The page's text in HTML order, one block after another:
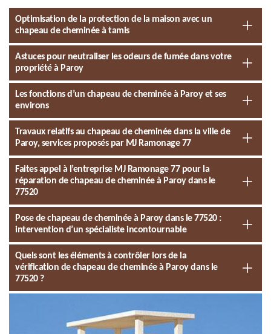
Optimisation de la protection de la maison avec un
chapeau de cheminée à tamis
Astuces pour neutraliser les odeurs de fumée dans votre
propriété à Paroy
Les fonctions d’un chapeau de cheminée à Paroy et ses
environs
Travaux relatifs au chapeau de cheminée dans la ville de
Paroy, services proposés par MJ Ramonage 77
Faites appel à l’entreprise MJ Ramonage 77 pour la
réparation de chapeau de cheminée à Paroy dans le
77520
Pose de chapeau de cheminée à Paroy dans le 77520 :
intervention d’un spécialiste incontournable
Quels sont les éléments à contrôler lors de la
vérification de chapeau de cheminée à Paroy dans le
77520 ?